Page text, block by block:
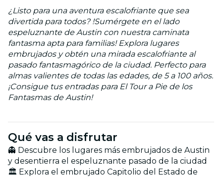
¿Listo para una aventura escalofriante que sea
divertida para todos? !Sumérgete en el lado
espeluznante de Austin con nuestra caminata
fantasma apta para familias! Explora lugares
embrujados y obtén una mirada escalofriante al
pasado fantasmagórico de la ciudad. Perfecto para
almas valientes de todas las edades, de 5 a 100 años.
¡Consigue tus entradas para El Tour a Pie de los
Fantasmas de Austin!
Qué vas a disfrutar
👻 Descubre los lugares más embrujados de Austin
y desentierra el espeluznante pasado de la ciudad
🏛️ Explora el embrujado Capitolio del Estado de